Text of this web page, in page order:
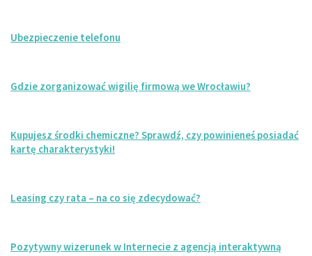
Ubezpieczenie telefonu
Gdzie zorganizować wigilię firmową we Wrocławiu?
Kupujesz środki chemiczne? Sprawdź, czy powinieneś posiadać
kartę charakterystyki!
Leasing czy rata – na co się zdecydować?
Pozytywny wizerunek w Internecie z agencją interaktywną